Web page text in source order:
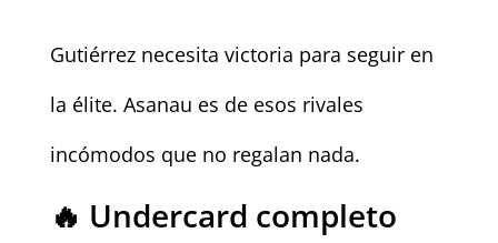
Gutiérrez necesita victoria para seguir en
la élite. Asanau es de esos rivales
incómodos que no regalan nada.
🔥 Undercard completo